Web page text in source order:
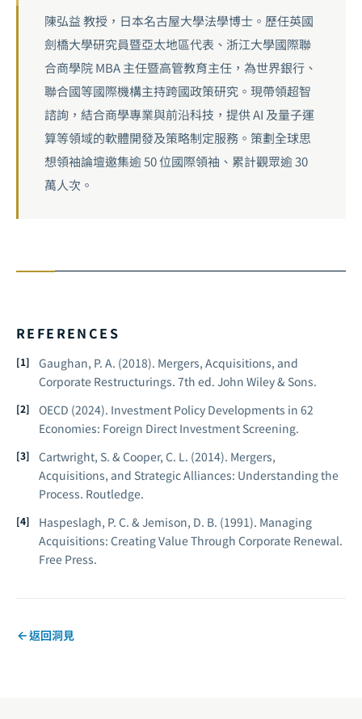
陳弘益 教授，日本名古屋大學法學博士。歷任英國
劍橋大學研究員暨亞太地區代表、浙江大學國際聯
合商學院 MBA 主任暨高管教育主任，為世界銀行、
聯合國等國際機構主持跨國政策研究。現帶領超智
諮詢，結合商學專業與前沿科技，提供 AI 及量子運
算等領域的軟體開發及策略制定服務。策劃全球思
想領袖論壇邀集逾 50 位國際領袖、累計觀眾逾 30
萬人次。
REFERENCES
Gaughan, P. A. (2018). Mergers, Acquisitions, and
Corporate Restructurings. 7th ed. John Wiley & Sons.
OECD (2024). Investment Policy Developments in 62
Economies: Foreign Direct Investment Screening.
Cartwright, S. & Cooper, C. L. (2014). Mergers,
Acquisitions, and Strategic Alliances: Understanding the
Process. Routledge.
Haspeslagh, P. C. & Jemison, D. B. (1991). Managing
Acquisitions: Creating Value Through Corporate Renewal.
Free Press.
返回洞見